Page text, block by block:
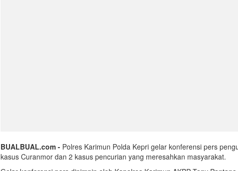
BUALBUAL.com - Polres Karimun Polda Kepri gelar konferensi pers
kasus Curanmor dan 2 kasus pencurian yang meresahkan masyarakat.